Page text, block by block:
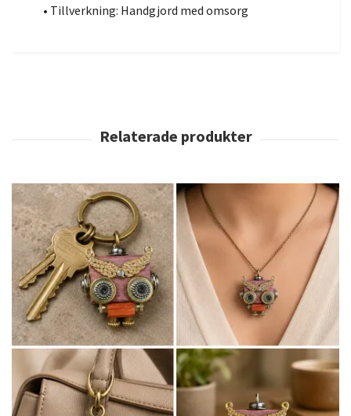
• Tillverkning: Handgjord med omsorg